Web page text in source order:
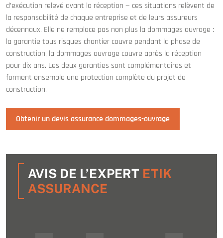
d’exécution relevé avant la réception — ces situations relèvent de
la responsabilité de chaque entreprise et de leurs assureurs
décennaux. Elle ne remplace pas non plus la dommages ouvrage :
la garantie tous risques chantier couvre pendant la phase de
construction, la dommages ouvrage couvre après la réception
pour dix ans. Les deux garanties sont complémentaires et
forment ensemble une protection complète du projet de
construction.
Obtenir un devis assurance dommages-ouvrage
AVIS DE L’EXPERT ETIK
ASSURANCE